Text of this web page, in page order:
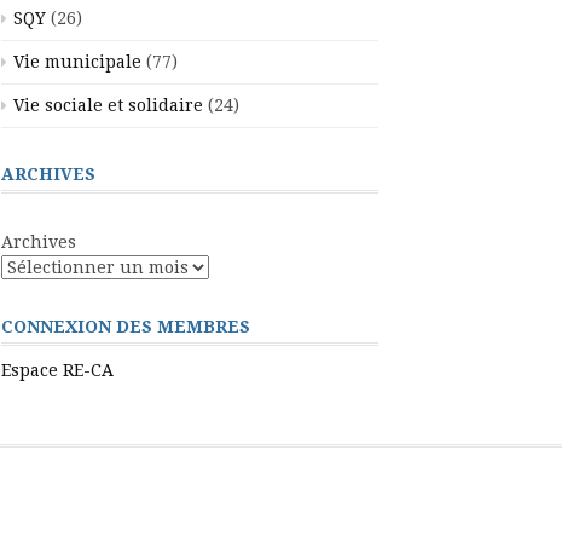
SQY (26)
Vie municipale (77)
Vie sociale et solidaire (24)
ARCHIVES
Archives
CONNEXION DES MEMBRES
Espace RE-CA